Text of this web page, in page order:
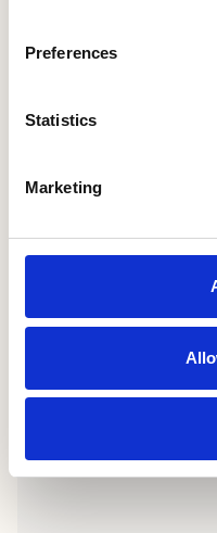
Preferences
Statistics
Marketing
Energie: 435 kJ /
waarvan suikers
Zout: 0,65g.
Praktisch
Klaar voor
eigen afwerking.